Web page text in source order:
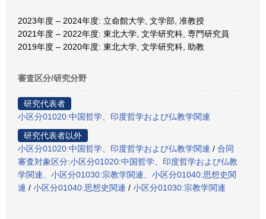
2023年度 – 2024年度: 立命館大学, 文学部, 准教授
2021年度 – 2022年度: 東北大学, 文学研究科, 専門研究員
2019年度 – 2020年度: 東北大学, 文学研究科, 助教
審査区分/研究分野
研究代表者
小区分01020:中国哲学、印度哲学および仏教学関連
研究代表者以外
小区分01020:中国哲学、印度哲学および仏教学関連 / 合同
審査対象区分:小区分01020:中国哲学、印度哲学および仏教
学関連、小区分01030:宗教学関連、小区分01040:思想史関
連 / 小区分01040:思想史関連 / 小区分01030:宗教学関連